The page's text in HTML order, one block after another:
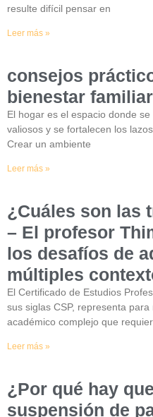
resulte difícil pensar en
Leer más »
consejos
bienestar
El hogar es el espacio donde
valiosos y se fortalecen los
Crear un ambiente
Leer más »
¿Cuáles son las
– El profesor
los desafíos de
múltiples
El Certificado de Estudios
sus siglas CSP, representa
académico complejo que
Leer más »
¿Por qué hay
suspensión de